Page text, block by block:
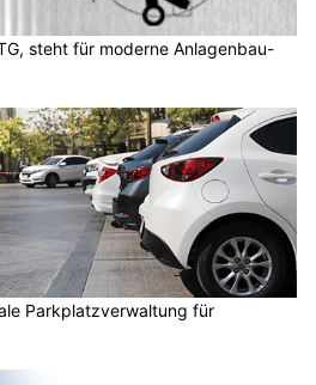
steht für moderne Anlagenbau-
Parkplatzverwaltung für